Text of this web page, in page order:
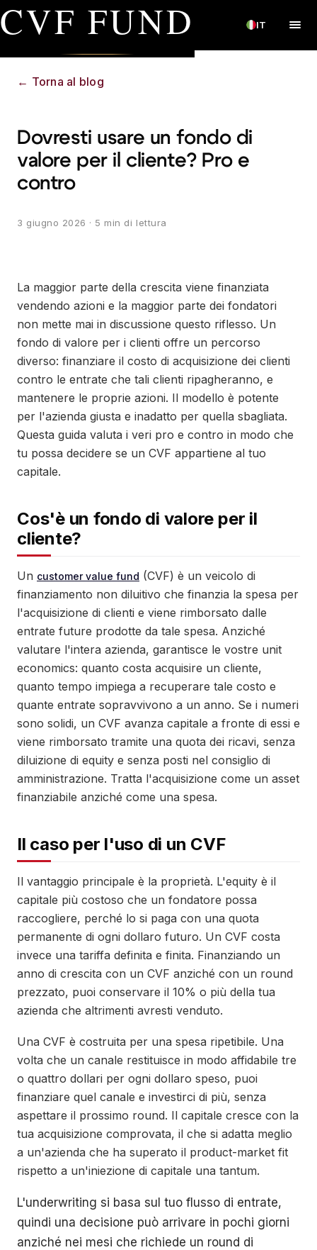
CVF FUND IT
← Torna al blog
Dovresti usare un fondo di
valore per il cliente? Pro e
contro
3 giugno 2026 · 5 min di lettura
La maggior parte della crescita viene finanziata
vendendo azioni e la maggior parte dei fondatori
non mette mai in discussione questo riflesso. Un
fondo di valore per i clienti offre un percorso
diverso: finanziare il costo di acquisizione dei clienti
contro le entrate che tali clienti ripagheranno, e
mantenere le proprie azioni. Il modello è potente
per l'azienda giusta e inadatto per quella sbagliata.
Questa guida valuta i veri pro e contro in modo che
tu possa decidere se un CVF appartiene al tuo
capitale.
Cos'è un fondo di valore per il
cliente?
Un customer value fund (CVF) è un veicolo di
finanziamento non diluitivo che finanzia la spesa per
l'acquisizione di clienti e viene rimborsato dalle
entrate future prodotte da tale spesa. Anziché
valutare l'intera azienda, garantisce le vostre unit
economics: quanto costa acquisire un cliente,
quanto tempo impiega a recuperare tale costo e
quante entrate sopravvivono a un anno. Se i numeri
sono solidi, un CVF avanza capitale a fronte di essi e
viene rimborsato tramite una quota dei ricavi, senza
diluizione di equity e senza posti nel consiglio di
amministrazione. Tratta l'acquisizione come un asset
finanziabile anziché come una spesa.
Il caso per l'uso di un CVF
Il vantaggio principale è la proprietà. L'equity è il
capitale più costoso che un fondatore possa
raccogliere, perché lo si paga con una quota
permanente di ogni dollaro futuro. Un CVF costa
invece una tariffa definita e finita. Finanziando un
anno di crescita con un CVF anziché con un round
prezzato, puoi conservare il 10% o più della tua
azienda che altrimenti avresti venduto.
Una CVF è costruita per una spesa ripetibile. Una
volta che un canale restituisce in modo affidabile tre
o quattro dollari per ogni dollaro speso, puoi
finanziare quel canale e investirci di più, senza
aspettare il prossimo round. Il capitale cresce con la
tua acquisizione comprovata, il che si adatta meglio
a un'azienda che ha superato il product-market fit
rispetto a un'iniezione di capitale una tantum.
L'underwriting si basa sul tuo flusso di entrate,
quindi una decisione può arrivare in pochi giorni
anziché nei mesi che richiede un round di